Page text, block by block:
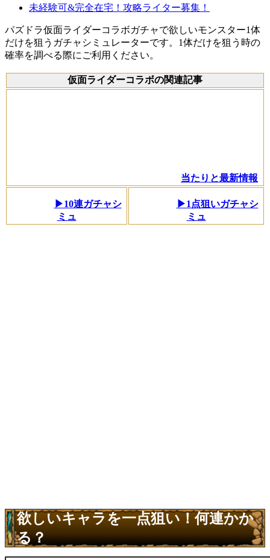
未経験可&完全在宅！攻略ライター募集！
パズドラ仮面ライダーコラボガチャで欲しいモンスター1体
だけを狙うガチャシミュレーターです。1体だけを狙う時の
確率を調べる際にご利用ください。
仮面ライダーコラボの関連記事
当たりと最新情報
▶10連ガチャシ
ミュ
▶1点狙いガチャシ
ミュ
欲しいキャラを一点狙い！何連かか
る？